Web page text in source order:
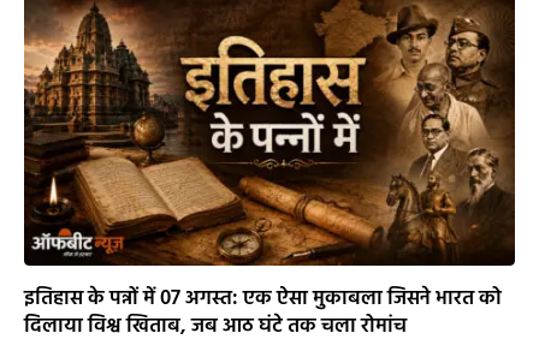
इतिहास के पन्नों में 07 अगस्त: एक ऐसा मुकाबला जिसने भारत को
दिलाया विश्व खिताब, जब आठ घंटे तक चला रोमांच